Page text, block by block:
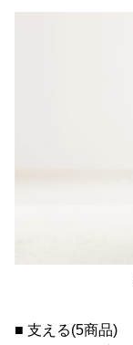
■ 支える(5商品)